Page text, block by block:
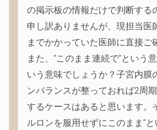
の掲示板の情報だけで判断する
申し訳ありませんが、現担当医
までかかっていた医師に直接ご
また、“このまま連続で”という
いう意味でしょうか？子宮内膜
ンバランスが整っておれば2周
するケースはあると思います。
ルロンを服用せずにこのまま”と